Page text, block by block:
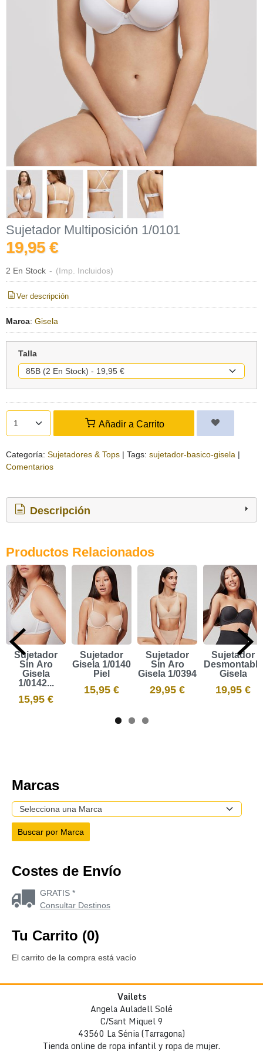
Sujetador Multiposición 1/0101
19,95 €
2 En Stock - (Imp. Incluidos)
Ver descripción
Marca: Gisela
Talla
Añadir a Carrito
Categoría: Sujetadores & Tops | Tags: sujetador-basico-gisela |
Comentarios
Descripción
Productos Relacionados
Sujetador
Sin Aro
Gisela
1/0142...
15,95 €
Sujetador
Gisela 1/0140
Piel
15,95 €
Sujetador
Sin Aro
Gisela 1/0394
29,95 €
Sujetador
Desmontable
Gisela
19,95 €
Marcas
Costes de Envío
GRATIS *
Consultar Destinos
Tu Carrito (0)
El carrito de la compra está vacío
Vailets
Angela Auladell Solé
C/Sant Miquel 9
43560 La Sénia (Tarragona)
Tienda online de ropa infantil y ropa de mujer.